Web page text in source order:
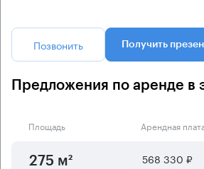
Позвонить Получить
Предложения по аренде в
Площадь Арендная
275 м² 568 330 ₽